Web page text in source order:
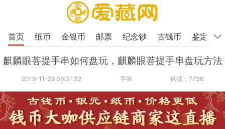
首页 纸币 金银币 邮票 纪念钞 古钱币 鉴定
麒麟眼菩提手串如何盘玩，麒麟眼菩提手串盘玩方法
2019-11-29 09:31:32 手串 阅读：7736